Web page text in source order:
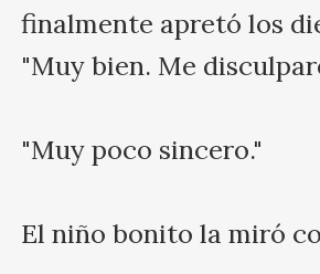
finalmente apretó los
"Muy bien. Me
"Muy poco sincero."
El niño bonito la miró